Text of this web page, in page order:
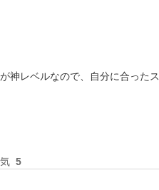
神レベルなので、自分に合った
5